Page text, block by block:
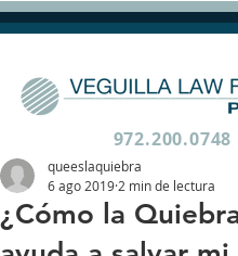
972.200.0748
¿Cómo la
queeslaquiebra
6 ago 2019 2 min de lectura